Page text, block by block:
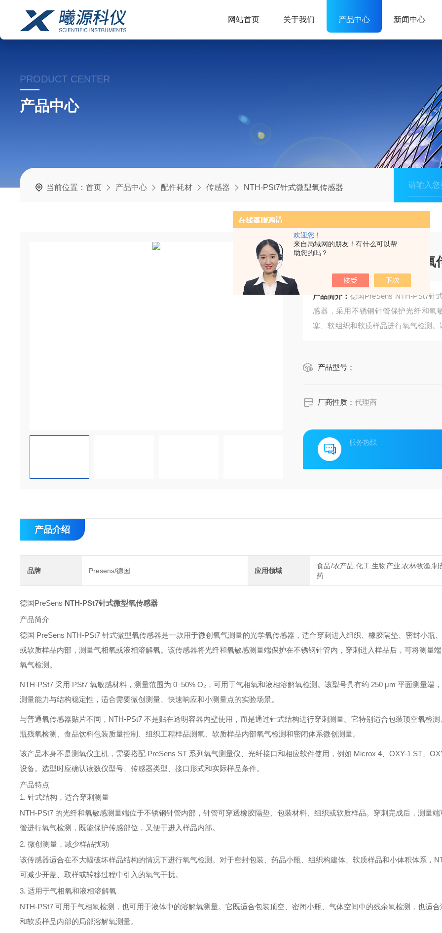
欢迎您！
来自局域网的朋友！有什么可以帮
助您的吗？
网站首页 关于我们 产品中心 新闻中心
PRODUCT CENTER
产品中心
当前位置：首页 产品中心 配件耗材 传感器 NTH-PSt7针式微型氧传感器
NTH-PSt7针式微型氧
产品简介：德国PreSens NTH-PSt7针
感器，采用不锈钢针管保护光纤和氧
塞、软组织和软质样品进行氧气检测
产品型号：
厂商性质：代理商
服务热线
产品介绍
品牌 Presens/德国 应用领域
食品/农产品,化工,生物产业,农林牧渔,制
药
德国PreSens NTH-PSt7针式微型氧传感器
产品简介
德国 PreSens NTH-PSt7 针式微型氧传感器是一款用于微创氧气测量的光学氧传感器，适合穿刺进入组织、橡胶隔垫、密封小瓶
或软质样品内部，测量气相氧或液相溶解氧。该传感器将光纤和氧敏感测量端保护在不锈钢针管内，穿刺进入样品后，可将测量
氧气检测。
NTH-PSt7 采用 PSt7 氧敏感材料，测量范围为 0–50% O₂，可用于气相氧和液相溶解氧检测。该型号具有约 250 μm 平面测量端
测量能力与结构稳定性，适合需要微创测量、快速响应和小测量点的实验场景。
与普通氧传感器贴片不同，NTH-PSt7 不是贴在透明容器内壁使用，而是通过针式结构进行穿刺测量。它特别适合包装顶空氧检测
瓶残氧检测、食品饮料包装质量控制、组织工程样品测氧、软质样品内部氧气检测和密闭体系微创测量。
该产品本身不是测氧仪主机，需要搭配 PreSens ST 系列氧气测量仪、光纤接口和相应软件使用，例如 Microx 4、OXY-1 ST、
设备。选型时应确认读数仪型号、传感器类型、接口形式和实际样品条件。
产品特点
1. 针式结构，适合穿刺测量
NTH-PSt7 的光纤和氧敏感测量端位于不锈钢针管内部，针管可穿透橡胶隔垫、包装材料、组织或软质样品。穿刺完成后，测量端
管进行氧气检测，既能保护传感部位，又便于进入样品内部。
2. 微创测量，减少样品扰动
该传感器适合在不大幅破坏样品结构的情况下进行氧气检测。对于密封包装、药品小瓶、组织构建体、软质样品和小体积体系，
可减少开盖、取样或转移过程中引入的氧气干扰。
3. 适用于气相氧和液相溶解氧
NTH-PSt7 可用于气相氧检测，也可用于液体中的溶解氧测量。它既适合包装顶空、密闭小瓶、气体空间中的残余氧检测，也适合
和软质样品内部的局部溶解氧测量。